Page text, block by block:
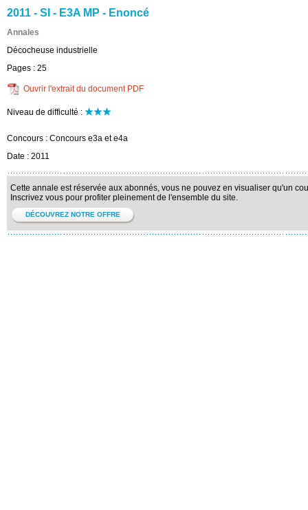
2011 - SI - E3A MP - Enoncé
Annales
Décocheuse industrielle
Pages : 25
Ouvrir l'extrait du document PDF
Niveau de difficulté :
Concours : Concours e3a et e4a
Date : 2011
Cette annale est réservée aux abonnés, vous ne pouvez en visualiser qu'un
Inscrivez vous pour profiter pleinement de l'ensemble du site.
DÉCOUVREZ NOTRE OFFRE